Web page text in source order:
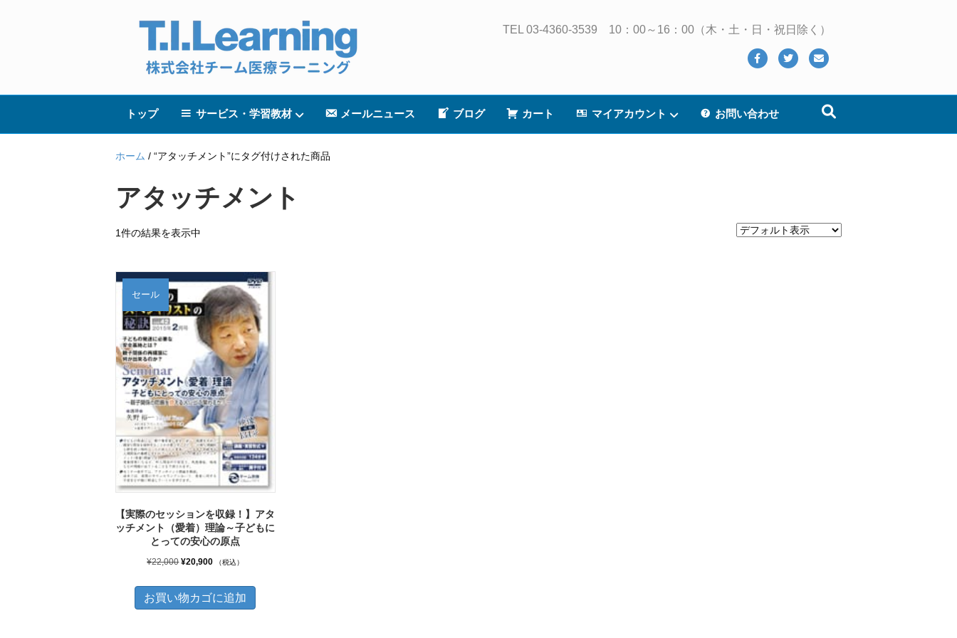
TEL 03-4360-3539 10：00～16：00（木・土・日・祝日除く）
FacebookTwitter
トップ サービス・学習教材 メールニュース ブログ カート マイアカウント お問い合わせ
ホーム / “アタッチメント”にタグ付けされた商品
アタッチメント
1件の結果を表示中
セール
【実際のセッションを収録！】アタ
ッチメント（愛着）理論～子どもに
とっての安心の原点
¥22,000元
価
格
¥20,900現
の
価
（税込）
お買い物カゴに追加